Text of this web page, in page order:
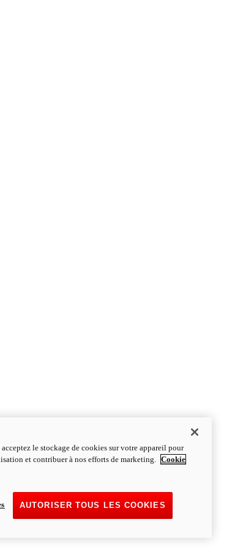
le stockage de cookies sur votre appareil pour
et contribuer à nos efforts de marketing. Cookie
AUTORISER TOUS LES COOKIES